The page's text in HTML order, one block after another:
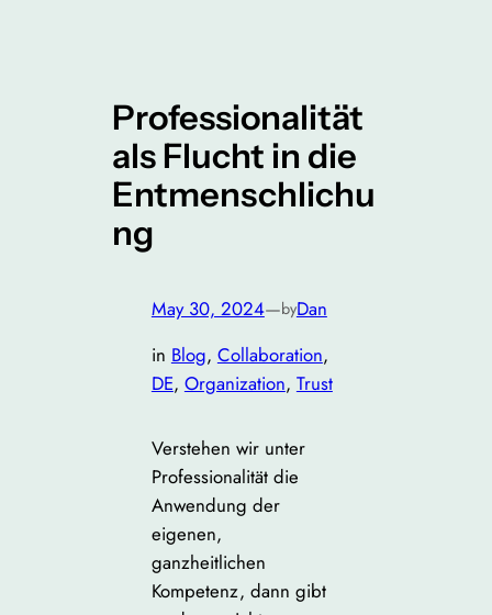
Professionalität
als Flucht in die
Entmenschlichu
ng
May 30, 2024—byDan
in Blog, Collaboration
DE, Organization, Trust
Verstehen wir unter
Professionalität die
Anwendung der
eigenen,
ganzheitlichen
Kompetenz, dann gibt